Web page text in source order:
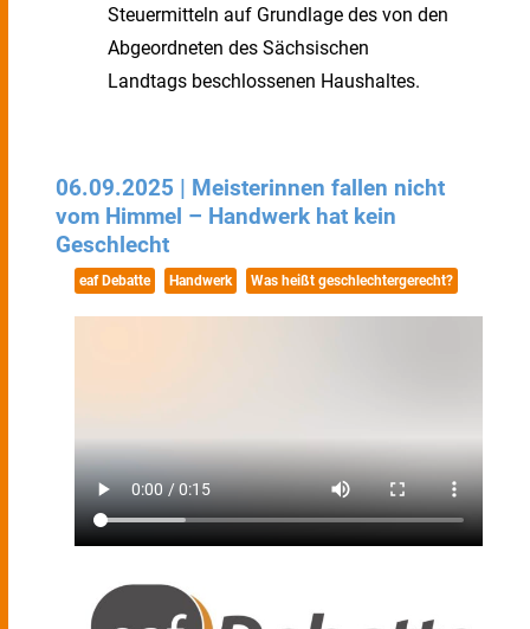
Steuermitteln auf Grundlage des von den
Abgeordneten des Sächsischen
Landtags beschlossenen Haushaltes.
06.09.2025 | Meisterinnen fallen nicht
vom Himmel – Handwerk hat kein
Geschlecht
eaf Debatte Handwerk Was heißt geschlechtergerecht?